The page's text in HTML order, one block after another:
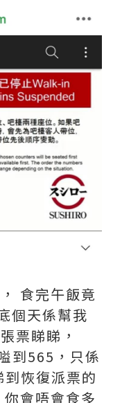
食完午飯竟
個天係幫我
票睇睇，
到565，只係
恢復派票的
會唔會食多